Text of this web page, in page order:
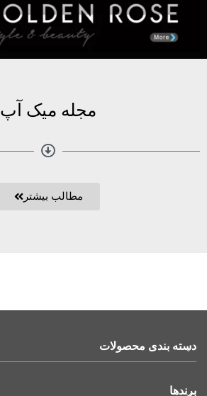
مجله میک آپ
مطالب بیشتر
دسته بندی محصولات
برندها